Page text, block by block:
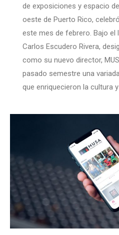
de exposiciones y espacio
oeste de Puerto Rico,
este mes de febrero. Bajo el
Carlos Escudero Rivera,
como su nuevo director,
pasado semestre una
que enriquecieron la cultura